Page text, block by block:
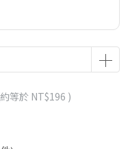
等於 NT$196 )